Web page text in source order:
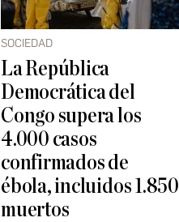
SOCIEDAD
La República
Democrática del
Congo supera los
4.000 casos
confirmados de
ébola, incluidos 1.850
muertos